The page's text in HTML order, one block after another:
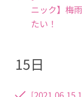
ニック】梅
たい！
15日
[2021.06.15